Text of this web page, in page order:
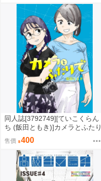
同人誌[3792749][ていこくらん
ち (飯田ともき)]カメラとふたり
で (百合)
售價 400